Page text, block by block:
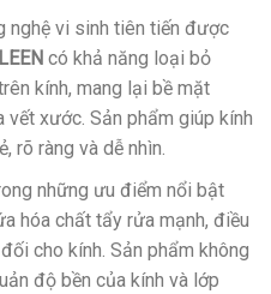
nghệ vi sinh tiên tiến được
có khả năng loại bỏ
kính, mang lại bề mặt
vết xước. Sản phẩm giúp kính
rõ ràng và dễ nhìn.
những ưu điểm nổi bật
hóa chất tẩy rửa mạnh, điều
cho kính. Sản phẩm không
độ bền của kính và lớp